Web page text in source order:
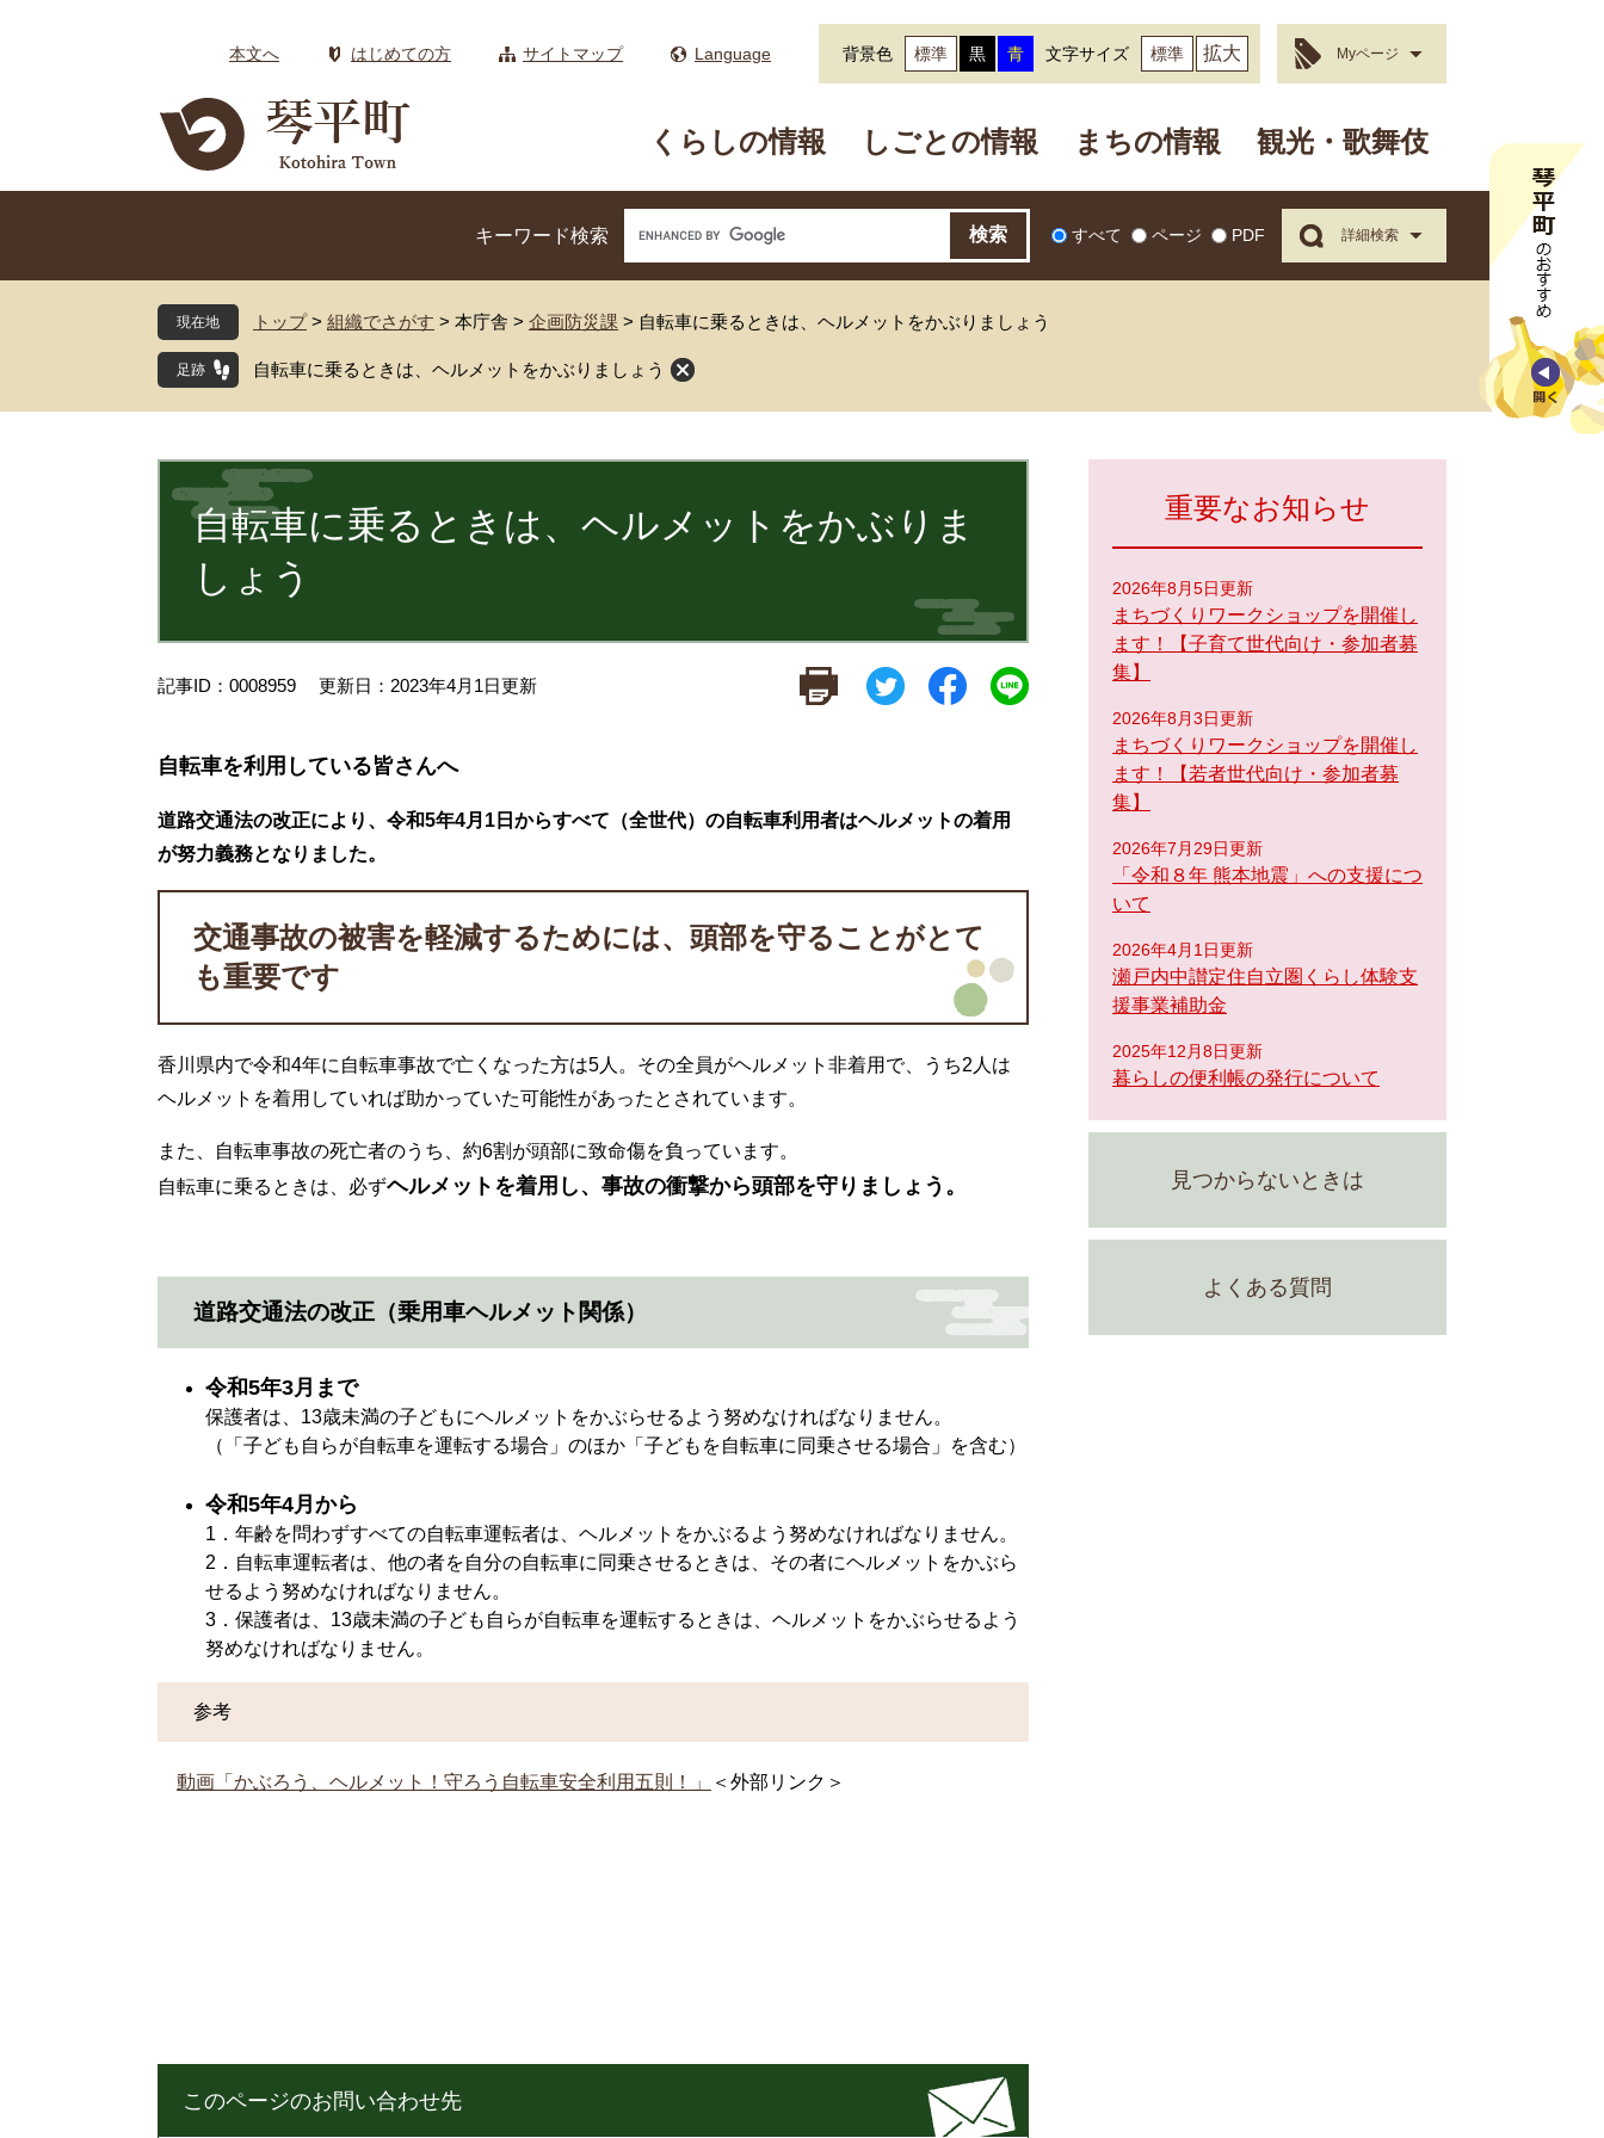
本文へ はじめての方 サイトマップ Language 背景色 標準 黒 青 文字サイズ 標準 拡大 Myページ
くらしの情報 しごとの情報 まちの情報 観光・歌舞伎
キーワード検索 すべて ページ PDF 詳細検索
現在地 トップ > 組織でさがす > 本庁舎 > 企画防災課 > 自転車に乗るときは、ヘルメットをかぶりましょう
自転車に乗るときは、ヘルメットをかぶりましょう
文
自転車に乗るときは、ヘルメットをかぶりま
しょう
記事ID：0008959 更新日：2023年4月1日更新
自転車を利用している皆さんへ
道路交通法の改正により、令和5年4月1日からすべて（全世代）の自転車利用者はヘルメットの着用
が努力義務となりました。
交通事故の被害を軽減するためには、頭部を守ることがとて
も重要です
香川県内で令和4年に自転車事故で亡くなった方は5人。その全員がヘルメット非着用で、うち2人は
ヘルメットを着用していれば助かっていた可能性があったとされています。
また、自転車事故の死亡者のうち、約6割が頭部に致命傷を負っています。
自転車に乗るときは、必ずヘルメットを着用し、事故の衝撃から頭部を守りましょう。
道路交通法の改正（乗用車ヘルメット関係）
令和5年3月まで
保護者は、13歳未満の子どもにヘルメットをかぶらせるよう努めなければなりません。
（「子ども自らが自転車を運転する場合」のほか「子どもを自転車に同乗させる場合」を含む）
令和5年4月から
1．年齢を問わずすべての自転車運転者は、ヘルメットをかぶるよう努めなければなりません。
2．自転車運転者は、他の者を自分の自転車に同乗させるときは、その者にヘルメットをかぶら
せるよう努めなければなりません。
3．保護者は、13歳未満の子ども自らが自転車を運転するときは、ヘルメットをかぶらせるよう
努めなければなりません。
参考 ​
動画「かぶろう、ヘルメット！守ろう自転車安全利用五則！」 ＜外部リンク＞
このページのお問い合わせ先
重要なお知らせ
2026年8月5日更新
まちづくりワークショップを開催し
ます！【子育て世代向け・参加者募
集】
2026年8月3日更新
まちづくりワークショップを開催し
ます！【若者世代向け・参加者募
集】
2026年7月29日更新
「令和８年 熊本地震」への支援につ
いて
2026年4月1日更新
瀬戸内中讃定住自立圏くらし体験支
援事業補助金
2025年12月8日更新
暮らしの便利帳の発行について
見つからないときは
よくある質問